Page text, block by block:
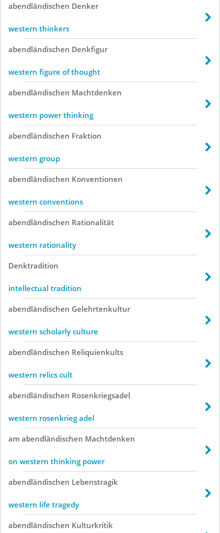
abendländischen Denker
western thinkers
abendländischen Denkfigur
western figure of thought
abendländischen Machtdenken
western power thinking
abendländischen Fraktion
western group
abendländischen Konventionen
western conventions
abendländischen Rationalität
western rationality
Denktradition
intellectual tradition
abendländischen Gelehrtenkultur
western scholarly culture
abendländischen Reliquienkults
western relics cult
abendländischen Rosenkriegsadel
western rosenkrieg adel
am abendländischen Machtdenken
on western thinking power
abendländischen Lebenstragik
western life tragedy
abendländischen Kulturkritik